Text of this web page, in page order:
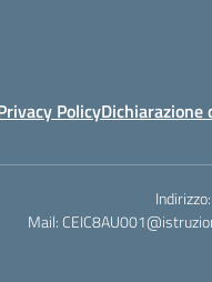
Policy
Mail: